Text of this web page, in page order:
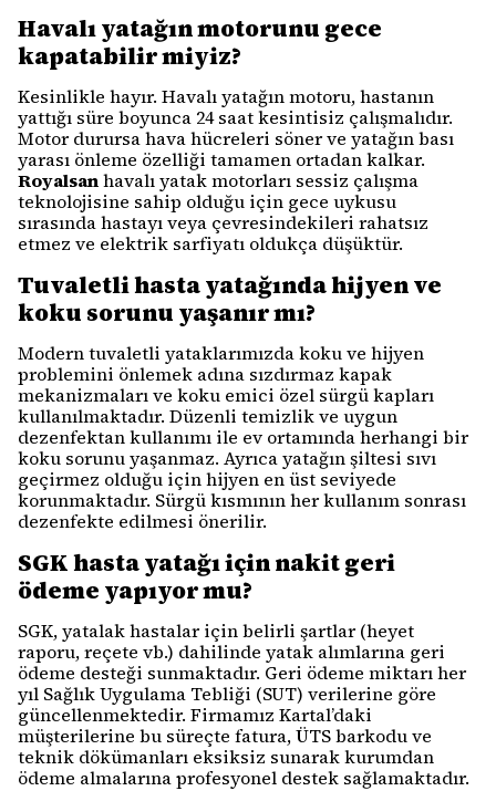
Havalı yatağın motorunu gece
kapatabilir miyiz?
Kesinlikle hayır. Havalı yatağın motoru, hastanın
yattığı süre boyunca 24 saat kesintisiz çalışmalıdır.
Motor durursa hava hücreleri söner ve yatağın bası
yarası önleme özelliği tamamen ortadan kalkar.
Royalsanhavalı yatak motorları sessiz çalışma
teknolojisine sahip olduğu için gece uykusu
sırasında hastayı veya çevresindekileri rahatsız
etmez ve elektrik sarfiyatı oldukça düşüktür.
Tuvaletli hasta yatağında hijyen ve
koku sorunu yaşanır mı?
Modern tuvaletli yataklarımızda koku ve hijyen
problemini önlemek adına sızdırmaz kapak
mekanizmaları ve koku emici özel sürgü kapları
kullanılmaktadır. Düzenli temizlik ve uygun
dezenfektan kullanımı ile ev ortamında herhangi bir
koku sorunu yaşanmaz. Ayrıca yatağın şiltesi sıvı
geçirmez olduğu için hijyen en üst seviyede
korunmaktadır. Sürgü kısmının her kullanım sonrası
dezenfekte edilmesi önerilir.
SGK hasta yatağı için nakit geri
ödeme yapıyor mu?
SGK, yatalak hastalar için belirli şartlar (heyet
raporu, reçete vb.) dahilinde yatak alımlarına geri
ödeme desteği sunmaktadır. Geri ödeme miktarı her
yıl Sağlık Uygulama Tebliği (SUT) verilerine göre
güncellenmektedir. Firmamız Kartal’daki
müşterilerine bu süreçte fatura, ÜTS barkodu ve
teknik dökümanları eksiksiz sunarak kurumdan
ödeme almalarına profesyonel destek sağlamaktadır.